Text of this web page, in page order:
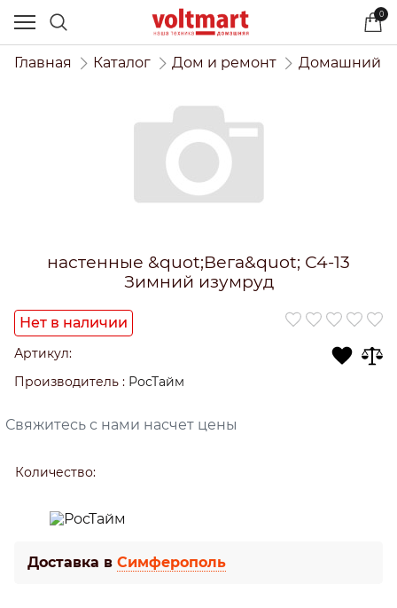
0
Главная Каталог Дом и ремонт Домашний
настенные &quot;Вега&quot; С4-13
Зимний изумруд
Нет в наличии
Артикул:
Производитель : РосТайм
Свяжитесь с нами насчет цены
Количество:
Доставка в Симферополь